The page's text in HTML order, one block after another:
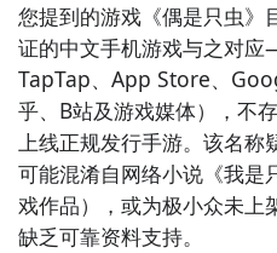
您提到的游戏《偶是只虫》
证的中文手机游戏与之对
TapTap、App Store、
乎、B站及游戏媒体），不
上线正规发行手游。该名称
可能混淆自网络小说《我是
戏作品），或为极小众未上
缺乏可靠资料支持。